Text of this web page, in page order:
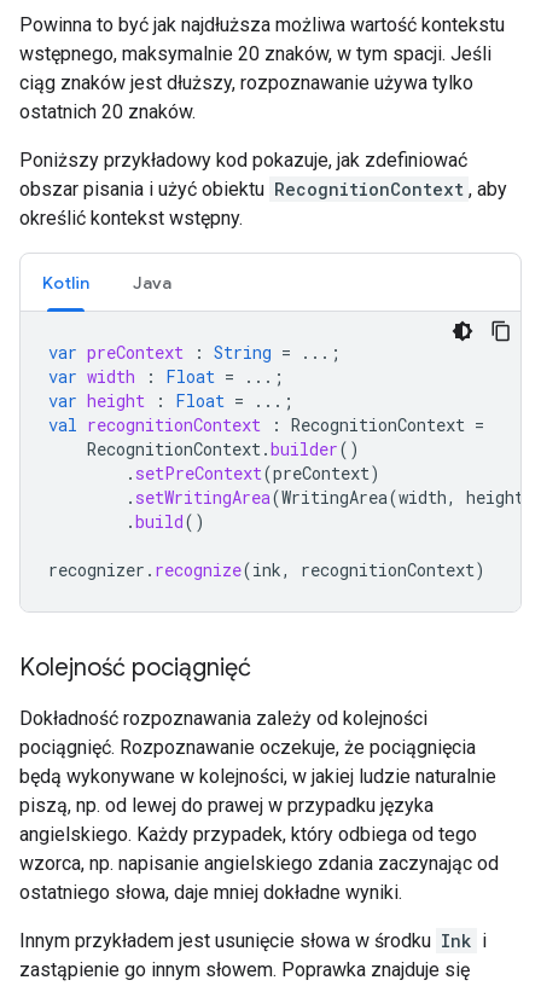
Powinna to być jak najdłuższa możliwa wartość kontekstu
wstępnego, maksymalnie 20 znaków, w tym spacji. Jeśli
ciąg znaków jest dłuższy, rozpoznawanie używa tylko
ostatnich 20 znaków.
Poniższy przykładowy kod pokazuje, jak zdefiniować
obszar pisania i użyć obiektu RecognitionContext , aby
określić kontekst wstępny.
Kotlin Java
var preContext : String =
...;
var width : Float =
...;
var height : Float =
...;
val recognitionContext : RecognitionContext =
RecognitionContext.builder()
. setPreContext(preContext)
. setWritingArea(WritingArea(width, height
.build()
recognizer . recognize(ink, recognitionContext)
Kolejność pociągnięć
Dokładność rozpoznawania zależy od kolejności
pociągnięć. Rozpoznawanie oczekuje, że pociągnięcia
będą wykonywane w kolejności, w jakiej ludzie naturalnie
piszą, np. od lewej do prawej w przypadku języka
angielskiego. Każdy przypadek, który odbiega od tego
wzorca, np. napisanie angielskiego zdania zaczynając od
ostatniego słowa, daje mniej dokładne wyniki.
Innym przykładem jest usunięcie słowa w środku Ink i
zastąpienie go innym słowem. Poprawka znajduje się